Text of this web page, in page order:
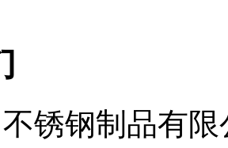
锈钢制品有限